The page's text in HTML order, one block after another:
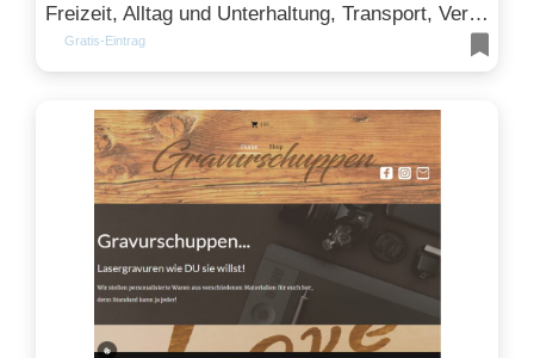
Freizeit, Alltag und Unterhaltung, Transport, Verkehr und Logistik und Tourismus und Gastronomie
Gratis-Eintrag